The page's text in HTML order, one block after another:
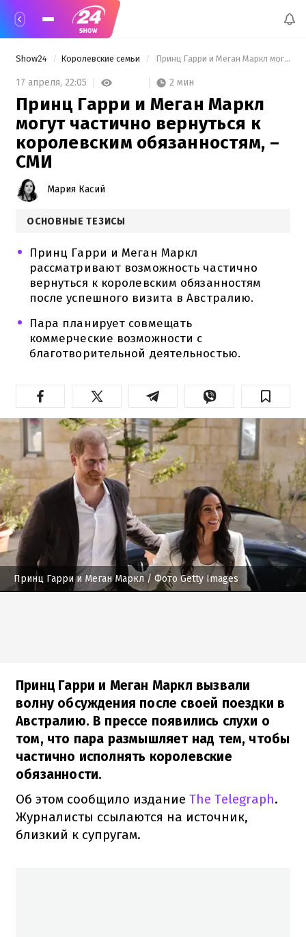
Show24 Королевские семьи Принц Гарри и Меган Маркл могут частично вернуться к королевским обязанностям, – СМИ
17 апреля, 22:05 2 мин
Принц Гарри и Меган Маркл
могут частично вернуться к
королевским обязанностям, –
СМИ
Мария Касий
ОСНОВНЫЕ ТЕЗИСЫ
Принц Гарри и Меган Маркл
рассматривают возможность частично
вернуться к королевским обязанностям
после успешного визита в Австралию.
Пара планирует совмещать
коммерческие возможности с
благотворительной деятельностью.
Принц Гарри и Меган Маркл/ Фото Getty Images
Принц Гарри и Меган Маркл вызвали
волну обсуждения после своей поездки в
Австралию. В прессе появились слухи о
том, что пара размышляет над тем, чтобы
частично исполнять королевские
обязанности.
Об этом сообщило издание The Telegraph.
Журналисты ссылаются на источник,
близкий к супругам.